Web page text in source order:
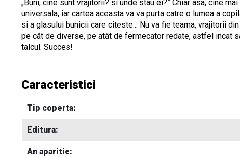
„Buni, cine sunt vrajitorii? si unde stau ei?” Chiar asa, cine
universala, iar cartea aceasta va va purta catre o lumea a
si a glasului bunicii care citeste... Nu va fie teama, vrajitorii
pe cât de diverse, pe atât de fermecator redate, astfel incat
talcul. Succes!
Caracteristici
Tip coperta:
Editura:
An aparitie: